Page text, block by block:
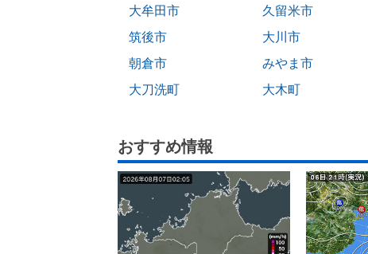
大牟田市
久留米市
筑後市
大川市
朝倉市
みやま市
大刀洗町
大木町
おすすめ情報